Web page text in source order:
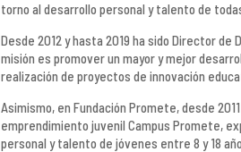
torno al desarrollo personal y talento de
Desde 2012 y hasta 2019 ha sido Director
misión es promover un mayor y mejor
realización de proyectos de innovación
Asimismo, en Fundación Promete, desde
emprendimiento juvenil Campus Promete,
personal y talento de jóvenes entre 8 y 18